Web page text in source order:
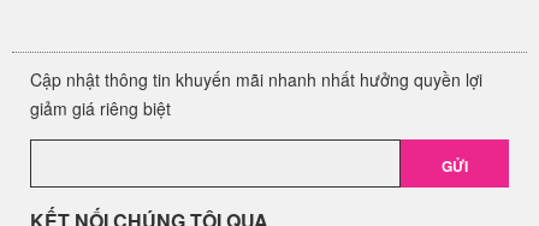
Cập nhật thông tin khuyến mãi nhanh nhất hưởng quyền lợi
giảm giá riêng biệt
GỬI